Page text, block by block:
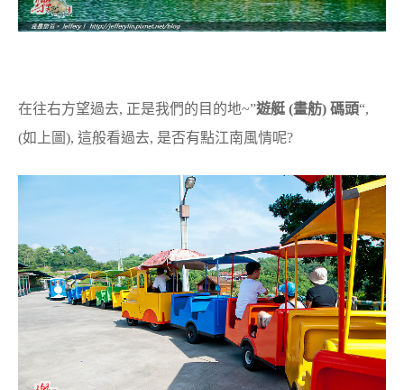
在往右方望過去, 正是我們的目的地~”遊艇 (畫舫) 碼頭“,
(如上圖), 這般看過去, 是否有點江南風情呢?